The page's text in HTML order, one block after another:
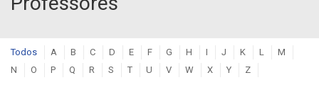
Todos A B C D E F G H I J K L
M
N
O P Q R S T U V W X Y Z